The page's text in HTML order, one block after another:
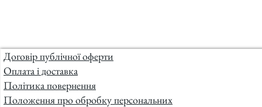
Договір публічної оферти
Оплата і доставка
Політика повернення
Положення про обробку персональних